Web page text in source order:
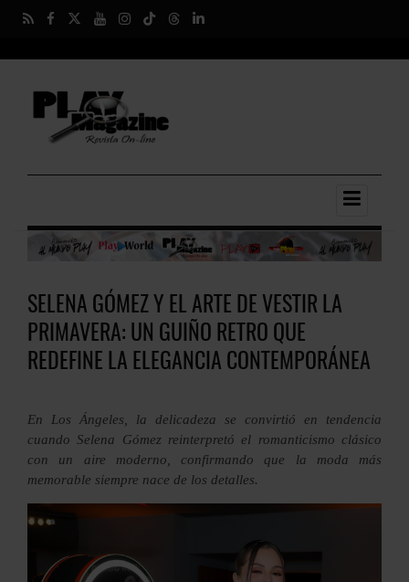
SELENA GÓMEZ Y EL ARTE DE VESTIR LA
PRIMAVERA: UN GUIÑO RETRO QUE
REDEFINE LA ELEGANCIA CONTEMPORÁNEA
En Los Ángeles, la delicadeza se convirtió en tendencia
cuando Selena Gómez reinterpretó el romanticismo clásico
con un aire moderno, confirmando que la moda más
memorable siempre nace de los detalles.